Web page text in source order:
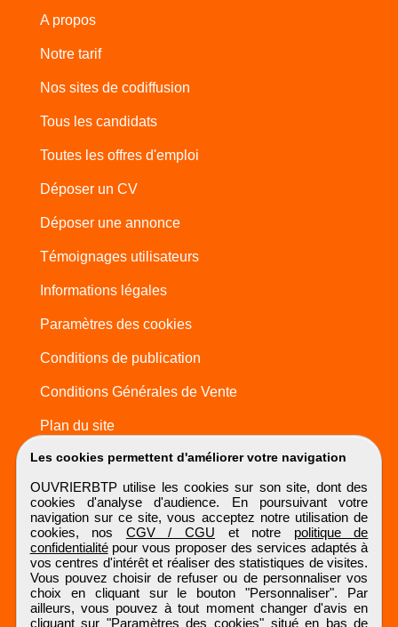
Les cookies permettent d'améliorer votre navigation
OUVRIERBTP utilise les cookies sur son site, dont des
cookies d'analyse d'audience. En poursuivant votre
navigation sur ce site, vous acceptez notre utilisation de
cookies, nos CGV / CGU et notre politique de
confidentialitépour vous proposer des services adaptés à
vos centres d'intérêt et réaliser des statistiques de visites.
Vous pouvez choisir de refuser ou de personnaliser vos
choix en cliquant sur le bouton "Personnaliser". Par
ailleurs, vous pouvez à tout moment changer d'avis en
cliquant sur "Paramètres des cookies" situé en bas de
A propos
Notre tarif
Nos sites de codiffusion
Tous les candidats
Toutes les offres d'emploi
Déposer un CV
Déposer une annonce
Témoignages utilisateurs
Informations légales
Paramètres des cookies
Conditions de publication
Conditions Générales de Vente
Plan du site